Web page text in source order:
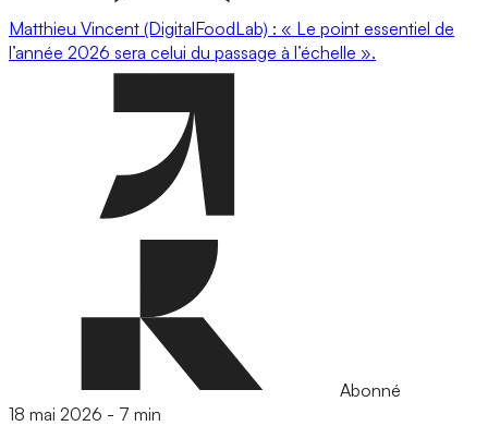
Matthieu Vincent (DigitalFoodLab) : « Le point essentiel de
l’année 2026 sera celui du passage à l’échelle ».
Abonné
18 mai 2026 - 7 min